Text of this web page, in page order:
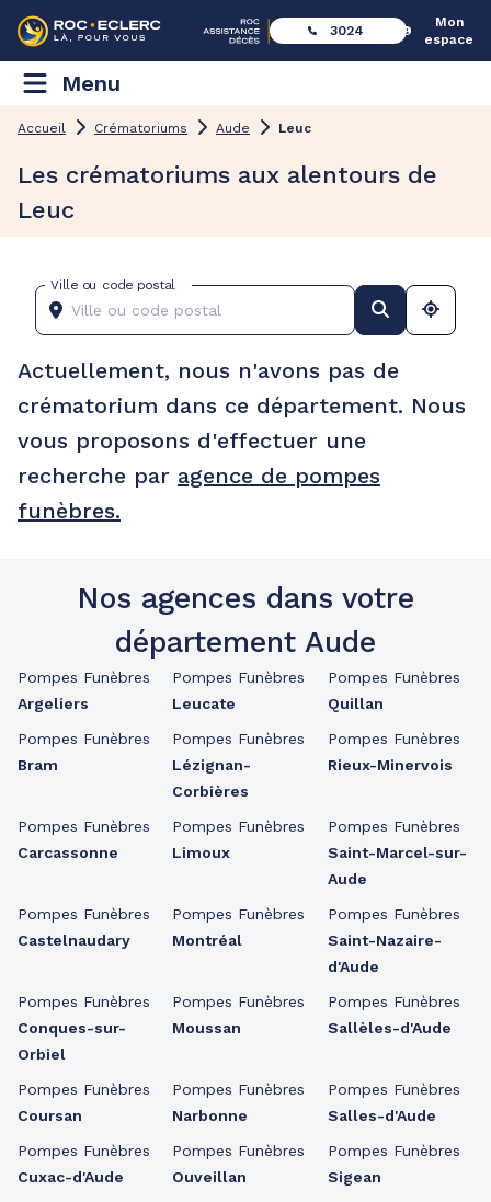
3024
Mon
espace
Menu
Accueil Crématoriums Aude Leuc
Les crématoriums aux alentours de
Leuc
Ville ou code postal
Actuellement, nous n'avons pas de
crématorium dans ce département. Nous
vous proposons d'effectuer une
recherche par agence de pompes
funèbres.
Nos agences dans votre
département Aude
Pompes Funèbres
Argeliers
Pompes Funèbres
Bram
Pompes Funèbres
Carcassonne
Pompes Funèbres
Castelnaudary
Pompes Funèbres
Conques-sur-
Orbiel
Pompes Funèbres
Coursan
Pompes Funèbres
Cuxac-d'Aude
Pompes Funèbres
Leucate
Pompes Funèbres
Lézignan-
Corbières
Pompes Funèbres
Limoux
Pompes Funèbres
Montréal
Pompes Funèbres
Moussan
Pompes Funèbres
Narbonne
Pompes Funèbres
Ouveillan
Pompes Funèbres
Quillan
Pompes Funèbres
Rieux-Minervois
Pompes Funèbres
Saint-Marcel-sur-
Aude
Pompes Funèbres
Saint-Nazaire-
d'Aude
Pompes Funèbres
Sallèles-d'Aude
Pompes Funèbres
Salles-d'Aude
Pompes Funèbres
Sigean